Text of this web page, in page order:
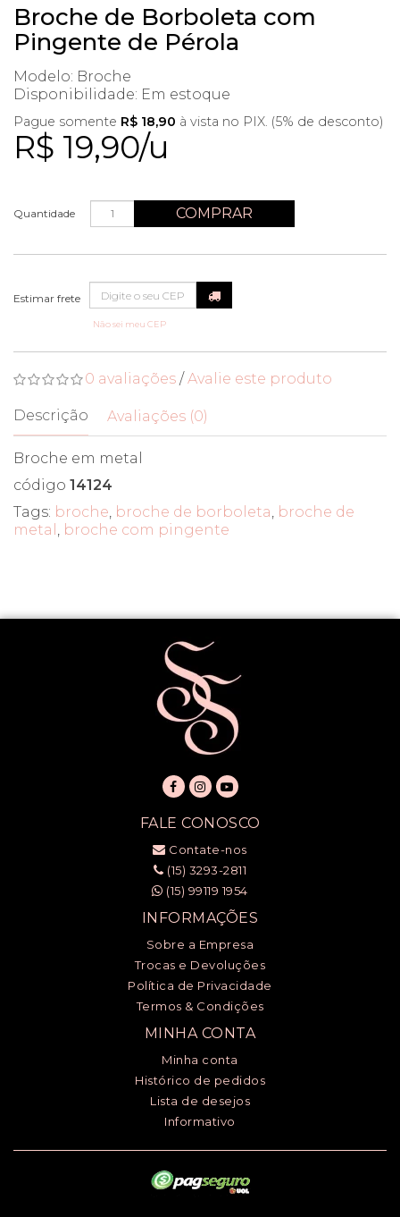
Broche de Borboleta com
Pingente de Pérola
Modelo: Broche
Disponibilidade: Em estoque
R$ 19,90/u
Pague somente R$ 18,90 à vista no PIX. (5% de desconto)
Quantidade COMPRAR
Não sei meu CEP
0 avaliações /Avalie este produto
Descrição Avaliações (0)
Broche em metal
código 14124
Tags: broche, broche de borboleta, broche de
metal , broche com pingente
FALE CONOSCO
Contate-nos
(15) 3293-2811
(15) 99119 1954
INFORMAÇÕES
Sobre a Empresa
Trocas e Devoluções
Política de Privacidade
Termos & Condições
MINHA CONTA
Minha conta
Histórico de pedidos
Lista de desejos
Informativo